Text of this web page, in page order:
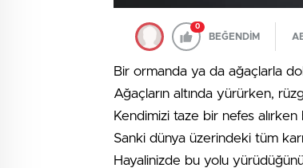
0
BEĞENDİM
Bir ormanda ya da ağaçlarla
Ağaçların altında yürürken,
Kendimizi taze bir nefes
Sanki dünya üzerindeki tüm
Hayalinizde bu yolu